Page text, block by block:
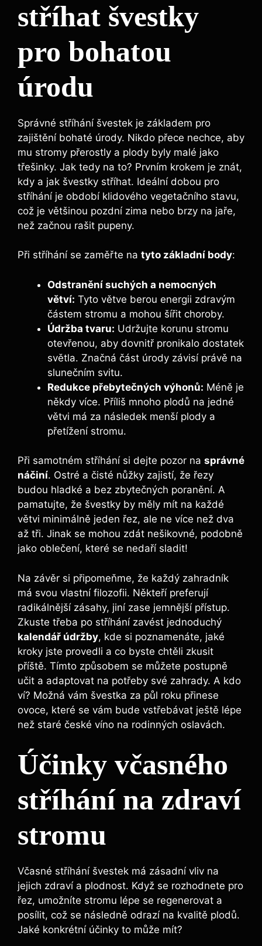
stříhat švestky
pro bohatou
úrodu
Správné stříhání švestek je základem pro
zajištění bohaté úrody. Nikdo přece nechce, aby
mu stromy přerostly a plody byly malé jako
třešinky. Jak tedy na to? Prvním krokem je znát,
kdy a jak švestky stříhat. Ideální dobou pro
stříhání je období klidového vegetačního stavu,
což je většinou pozdní zima nebo brzy na jaře,
než začnou rašit pupeny.
Při stříhání se zaměřte na tyto základní body:
Odstranění suchých a nemocných
větví: Tyto větve berou energii zdravým
částem stromu a mohou šířit choroby.
Údržba tvaru: Udržujte korunu stromu
otevřenou, aby dovnitř pronikalo dostatek
světla. Značná část úrody závisí právě na
slunečním svitu.
Redukce přebytečných výhonů: Méně je
někdy více. Příliš mnoho plodů na jedné
větvi má za následek menší plody a
přetížení stromu.
Při samotném stříhání si dejte pozor na správné
náčiní. Ostré a čisté nůžky zajistí, že řezy
budou hladké a bez zbytečných poranění. A
pamatujte, že švestky by měly mít na každé
větvi minimálně jeden řez, ale ne více než dva
až tři. Jinak se mohou zdát nešikovné, podobně
jako oblečení, které se nedaří sladit!
Na závěr si připomeňme, že každý zahradník
má svou vlastní filozofii. Někteří preferují
radikálnější zásahy, jiní zase jemnější přístup.
Zkuste třeba po stříhání zavést jednoduchý
kalendář údržby, kde si poznamenáte, jaké
kroky jste provedli a co byste chtěli zkusit
příště. Tímto způsobem se můžete postupně
učit a adaptovat na potřeby své zahrady. A kdo
ví? Možná vám švestka za půl roku přinese
ovoce, které se vám bude vstřebávat ještě lépe
než staré české víno na rodinných oslavách.
Účinky včasného
stříhání na zdraví
stromu
Včasné stříhání švestek má zásadní vliv na
jejich zdraví a plodnost. Když se rozhodnete pro
řez, umožníte stromu lépe se regenerovat a
posílit, což se následně odrazí na kvalitě plodů.
Jaké konkrétní účinky to může mít?